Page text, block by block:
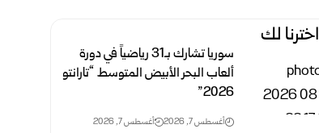
اخترنا لك
سوريا تشارك بـ31 رياضياً في دورة
ألعاب البحر الأبيض المتوسط “تارانتو
2026”
أغسطس 7, 2026 أغسطس 7, 2026